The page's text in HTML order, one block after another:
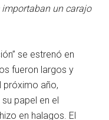
importaban un carajo
se estrenó en
fueron largos y
próximo año,
papel en el
en halagos. El